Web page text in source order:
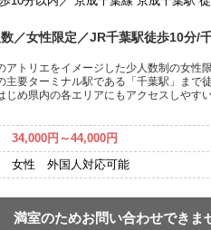
／女性限定／JR千葉駅徒歩10分/
アトリエをイメージした少人数制の女性
主要ターミナル駅である「千葉駅」まで
じめ県内の各エリアにもアクセスしやすい
34,000円～44,000円
女性 外国人対応可能
満室のためお問い合わせできま